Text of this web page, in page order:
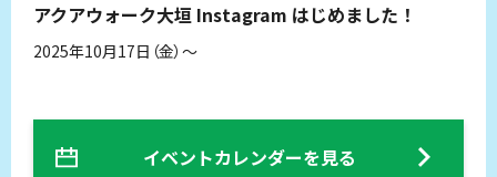
アクアウォーク大垣 Instagram はじめました！
2025年10月17日（金）～
イベントカレンダーを見る